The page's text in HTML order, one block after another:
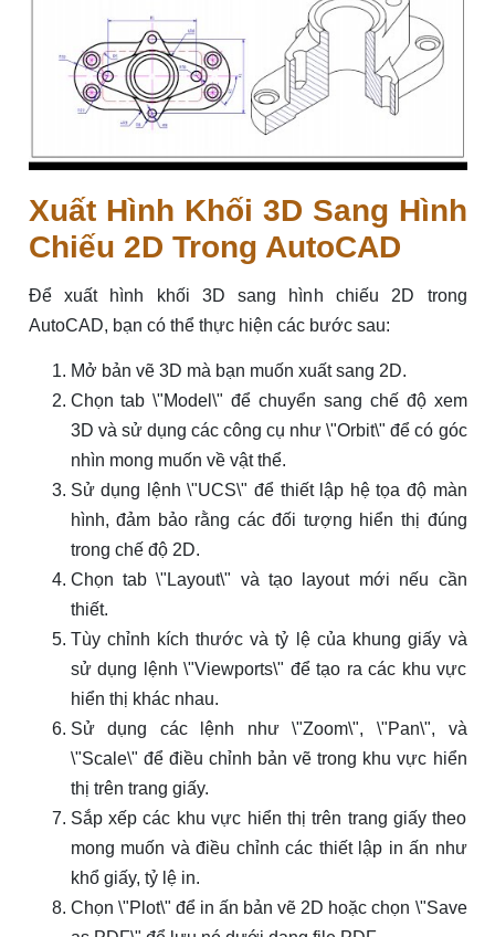
Xuất Hình Khối 3D Sang Hình
Chiếu 2D Trong AutoCAD
Để xuất hình khối 3D sang hình chiếu 2D trong
AutoCAD, bạn có thể thực hiện các bước sau:
Mở bản vẽ 3D mà bạn muốn xuất sang 2D.
Chọn tab \"Model\" để chuyển sang chế độ xem
3D và sử dụng các công cụ như \"Orbit\" để có góc
nhìn mong muốn về vật thể.
Sử dụng lệnh \"UCS\" để thiết lập hệ tọa độ màn
hình, đảm bảo rằng các đối tượng hiển thị đúng
trong chế độ 2D.
Chọn tab \"Layout\" và tạo layout mới nếu cần
thiết.
Tùy chỉnh kích thước và tỷ lệ của khung giấy và
sử dụng lệnh \"Viewports\" để tạo ra các khu vực
hiển thị khác nhau.
Sử dụng các lệnh như \"Zoom\", \"Pan\", và
\"Scale\" để điều chỉnh bản vẽ trong khu vực hiển
thị trên trang giấy.
Sắp xếp các khu vực hiển thị trên trang giấy theo
mong muốn và điều chỉnh các thiết lập in ấn như
khổ giấy, tỷ lệ in.
Chọn \"Plot\" để in ấn bản vẽ 2D hoặc chọn \"Save